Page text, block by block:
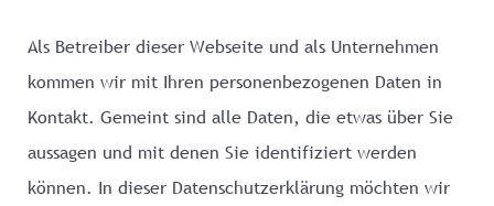
Als Betreiber dieser Webseite und als Unternehmen
kommen wir mit Ihren personenbezogenen Daten in
Kontakt. Gemeint sind alle Daten, die etwas über Sie
aussagen und mit denen Sie identifiziert werden
können. In dieser Datenschutzerklärung möchten wir